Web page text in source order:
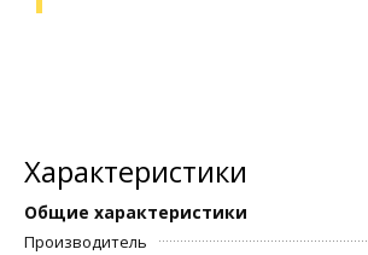
Характеристики
Общие характеристики
Производитель